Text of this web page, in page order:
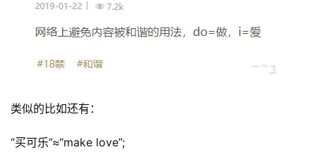
类似的比如还有：
“买可乐”≈“make love”;